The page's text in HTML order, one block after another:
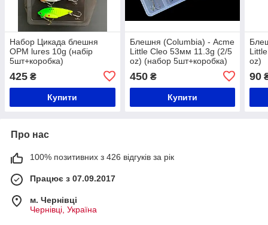
Набор Цикада блешня
OPM lures 10g (набір
5шт+коробка)
425 ₴
Купити
Блешня (Columbia) - Acme
Little Cleo 53мм 11.3g (2/5
oz) (набор 5шт+коробка)
450₴
Купити
oz)
90
Про нас
100% позитивних з 426 відгуків за рік
Працює з 07.09.2017
м. Чернівці
Чернівці, Україна